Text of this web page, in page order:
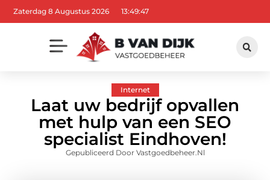
Zaterdag 8 Augustus 2026 13:49:48
Internet
Laat uw bedrijf opvallen
met hulp van een SEO
specialist Eindhoven!
Gepubliceerd Door Vastgoedbeheer.nl